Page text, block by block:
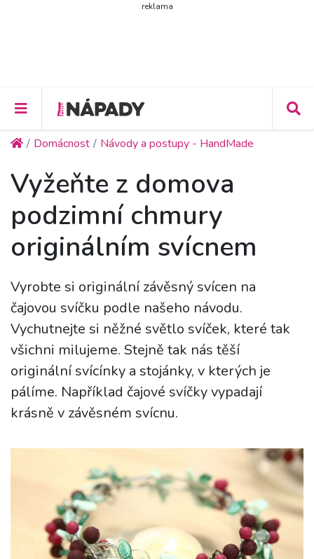
reklama
Domácnost Návody a postupy - HandMade
Vyžeňte z domova
podzimní chmury
originálním svícnem
Vyrobte si originální závěsný svícen na
čajovou svíčku podle našeho návodu.
Vychutnejte si něžné světlo svíček, které tak
všichni milujeme. Stejně tak nás těší
originální svícínky a stojánky, v kterých je
pálíme. Například čajové svíčky vypadají
krásně v závěsném svícnu.